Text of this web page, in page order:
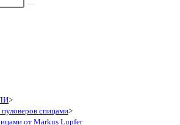
>
спицами>
от Markus Lupfer